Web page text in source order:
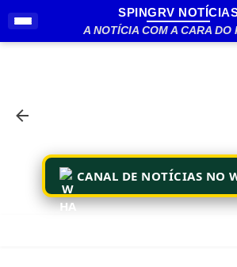
Pular para o conteúdo
SPINGRV
A NOTÍCIA COM A CARA DO
CANAL DE NOTÍCIAS NO